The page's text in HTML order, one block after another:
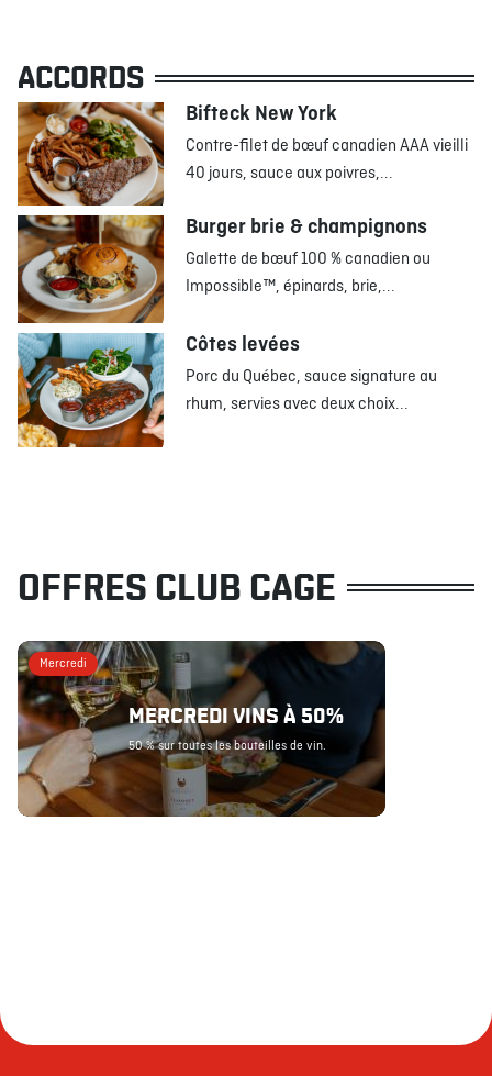
ACCORDS
Bifteck New York
Contre-filet de bœuf canadien AAA vieilli
40 jours, sauce aux poivres,...
Burger brie & champignons
Galette de bœuf 100 % canadien ou
Impossible™, épinards, brie,...
Côtes levées
Porc du Québec, sauce signature au
rhum, servies avec deux choix...
OFFRES CLUB CAGE
Mercredi
MERCREDI VINS À 50%
50 % sur toutes les bouteilles de vin.